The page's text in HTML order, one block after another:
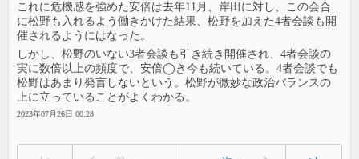
これに危機感を強めた安倍は去年11月、岸田に対し、この会合
に松野も入れるよう働きかけた結果、松野を加えた4者会談も開
催されるようにはなった。
しかし、松野のいない3者会談も引き続き開催され、4者会談の
実に数倍以上の頻度で、安倍◯き今も続いている。4者会談でも
松野はあまり発言しないという。松野が微妙な政治バランスの
上に立っていることがよくわかる。
2023年07月26日 00:28